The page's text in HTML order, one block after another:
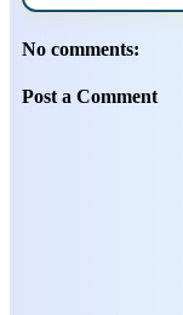
No comments:
Post a Comment